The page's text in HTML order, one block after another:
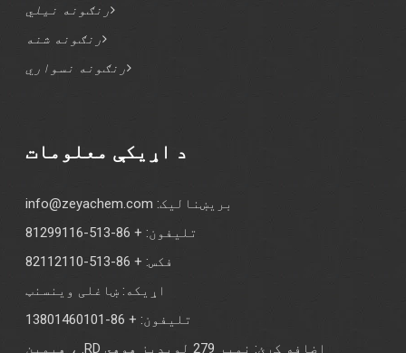
رنګونه نیلي
رنګونه شنه
رنګونه نسواري
د اړیکې معلومات
بریښنالیک: info@zeyachem.com
تلیفون: + 86-513-81299116
فکس: + 86-513-82112110
اړیکه: ښاغلی وینسنټ
تلیفون: + 86-13801460101
اضافه کړئ: نمبر 279 لویدیز هوهي RD. ، هیمین